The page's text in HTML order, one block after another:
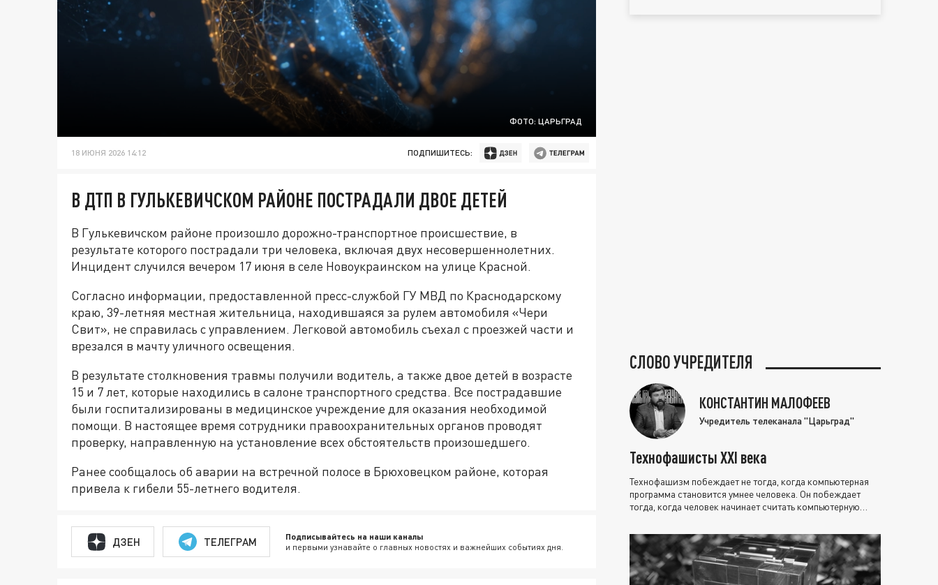
ФОТО: ЦАРЬГРАД
18 ИЮНЯ 2026 14:12 ПОДПИШИТЕСЬ:
В ДТП В ГУЛЬКЕВИЧСКОМ РАЙОНЕ ПОСТРАДАЛИ ДВОЕ ДЕТЕЙ
В Гулькевичском районе произошло дорожно-транспортное происшествие, в
результате которого пострадали три человека, включая двух несовершеннолетних.
Инцидент случился вечером 17 июня в селе Новоукраинском на улице Красной.
Согласно информации, предоставленной пресс-службой ГУ МВД по Краснодарскому
краю, 39-летняя местная жительница, находившаяся за рулем автомобиля «Чери
Свит», не справилась с управлением. Легковой автомобиль съехал с проезжей части и
врезался в мачту уличного освещения.
В результате столкновения травмы получили водитель, а также двое детей в возрасте
15 и 7 лет, которые находились в салоне транспортного средства. Все пострадавшие
были госпитализированы в медицинское учреждение для оказания необходимой
помощи. В настоящее время сотрудники правоохранительных органов проводят
проверку, направленную на установление всех обстоятельств произошедшего.
Ранее сообщалось об аварии на встречной полосе в Брюховецком районе, которая
привела к гибели 55-летнего водителя.
ДЗЕН ТЕЛЕГРАМ Подписывайтесь на наши каналы
и первыми узнавайте о главных новостях и важнейших событиях дня.
СЛОВО УЧРЕДИТЕЛЯ
КОНСТАНТИН МАЛОФЕЕВ
Учредитель телеканала "Царьград"
Технофашисты XXI века
Технофашизм побеждает не тогда, когда компьютерная
программа становится умнее человека. Он побеждает
тогда, когда человек начинает считать компьютерную